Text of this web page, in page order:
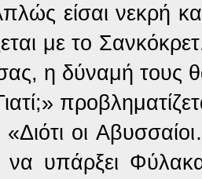
είσαι νεκρή
με το
η δύναμή τους
«Διότι οι
να υπάρξει